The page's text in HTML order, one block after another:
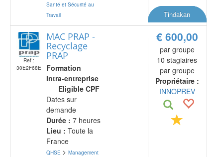
Santé et Sécurité au
Travail
Tindakan
Ref :
30E2F68E
MAC PRAP -
Recyclage
PRAP
Formation
Intra-entreprise
Eligible CPF
Dates sur
demande
Durée : 7 heures
Lieu : Toute la
France
QHSE > Management
€ 600,00
par groupe
10 stagiaires
par groupe
Propriétaire :
INNOPREV